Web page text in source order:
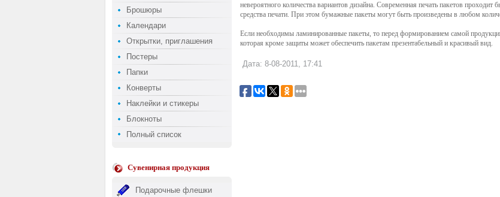
Брошюры
Календари
Открытки, приглашения
Постеры
Папки
Конверты
Наклейки и стикеры
Блокноты
Полный список
Сувенирная продукция
Подарочные флешки
невероятного количества вариантов дизайна. Современная печать пакетов
средства печати. При этом бумажные пакеты могут быть произведены в любом
Если необходимы ламинированные пакеты, то перед формированием самой
которая кроме защиты может обеспечить пакетам презентабельный и красивый вид.
Дата: 8-08-2011, 17:41